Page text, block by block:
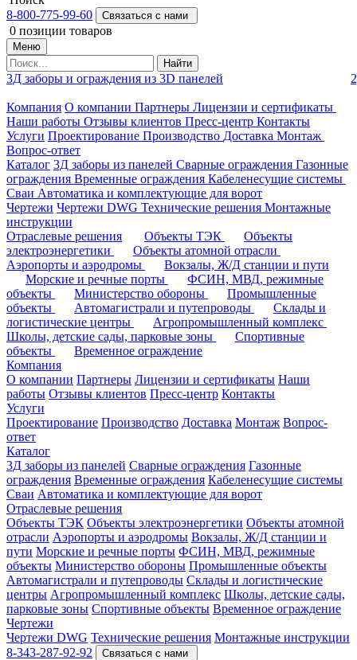
8-800-775-99-60
Связаться с нами
0 позиции товаров
Меню
Найти
3Д заборы и ограждения из 3D панелей
Компания О компании Партнеры Лицензии и сертификаты
Наши работы Отзывы клиентов Пресс-центр Контакты
Услуги Проектирование Производство Доставка Монтаж
Вопрос-ответ
Каталог 3Д заборы из панелей Сварные ограждения Газонные
ограждения Временные ограждения Кабеленесущие системы
Cваи Автоматика и комплектующие для ворот
Чертежи Чертежи DWG Технические решения Монтажные
инструкции
Отраслевые решения
Объекты ТЭК
Объекты
электроэнергетики
Объекты атомной отрасли
Аэропорты и аэродромы
Вокзалы, Ж/Д станции и пути
Морские и речные порты
ФСИН, МВД, режимные
объекты
Министерство обороны
Промышленные
объекты
Автомагистрали и путепроводы
Склады и
логистические центры
Агропромышленный комплекс
Школы, детские сады, парковые зоны
Спортивные
объекты
Временное ограждение
Компания
О компании Партнеры Лицензии и сертификаты Наши
работы Отзывы клиентов Пресс-центр Контакты
Услуги
Проектирование Производство Доставка Монтаж Вопрос-
ответ
Каталог
3Д заборы из панелей Сварные ограждения Газонные
ограждения Временные ограждения Кабеленесущие системы
Cваи Автоматика и комплектующие для ворот
Отраслевые решения
Объекты ТЭК Объекты электроэнергетики Объекты атомной
отрасли Аэропорты и аэродромы Вокзалы, Ж/Д станции и
пути Морские и речные порты ФСИН, МВД, режимные
объекты Министерство обороны Промышленные объекты
Автомагистрали и путепроводы Склады и логистические
центры Агропромышленный комплекс Школы, детские сады,
парковые зоны Спортивные объекты Временное ограждение
Чертежи
Чертежи DWG Технические решения Монтажные инструкции
8-343-287-92-92
Связаться с нами